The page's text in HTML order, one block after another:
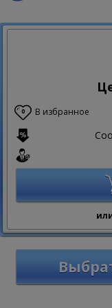
0 В избранное